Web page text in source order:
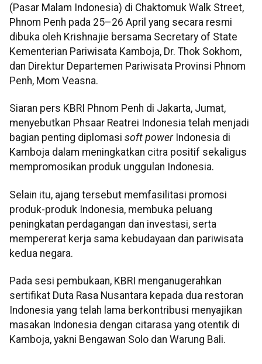
(Pasar Malam Indonesia) di Chaktomuk Walk Street,
Phnom Penh pada 25–26 April yang secara resmi
dibuka oleh Krishnajie bersama Secretary of State
Kementerian Pariwisata Kamboja, Dr. Thok Sokhom,
dan Direktur Departemen Pariwisata Provinsi Phnom
Penh, Mom Veasna.
Siaran pers KBRI Phnom Penh di Jakarta, Jumat,
menyebutkan Phsaar Reatrei Indonesia telah menjadi
bagian penting diplomasi soft power Indonesia di
Kamboja dalam meningkatkan citra positif sekaligus
mempromosikan produk unggulan Indonesia.
Selain itu, ajang tersebut memfasilitasi promosi
produk-produk Indonesia, membuka peluang
peningkatan perdagangan dan investasi, serta
mempererat kerja sama kebudayaan dan pariwisata
kedua negara.
Pada sesi pembukaan, KBRI menganugerahkan
sertifikat Duta Rasa Nusantara kepada dua restoran
Indonesia yang telah lama berkontribusi menyajikan
masakan Indonesia dengan citarasa yang otentik di
Kamboja, yakni Bengawan Solo dan Warung Bali.